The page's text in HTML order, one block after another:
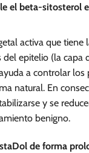
el beta-sitosterol
activa que tiene
del epitelio (la capa
a controlar los
natural. En
y se
benigno.
de forma